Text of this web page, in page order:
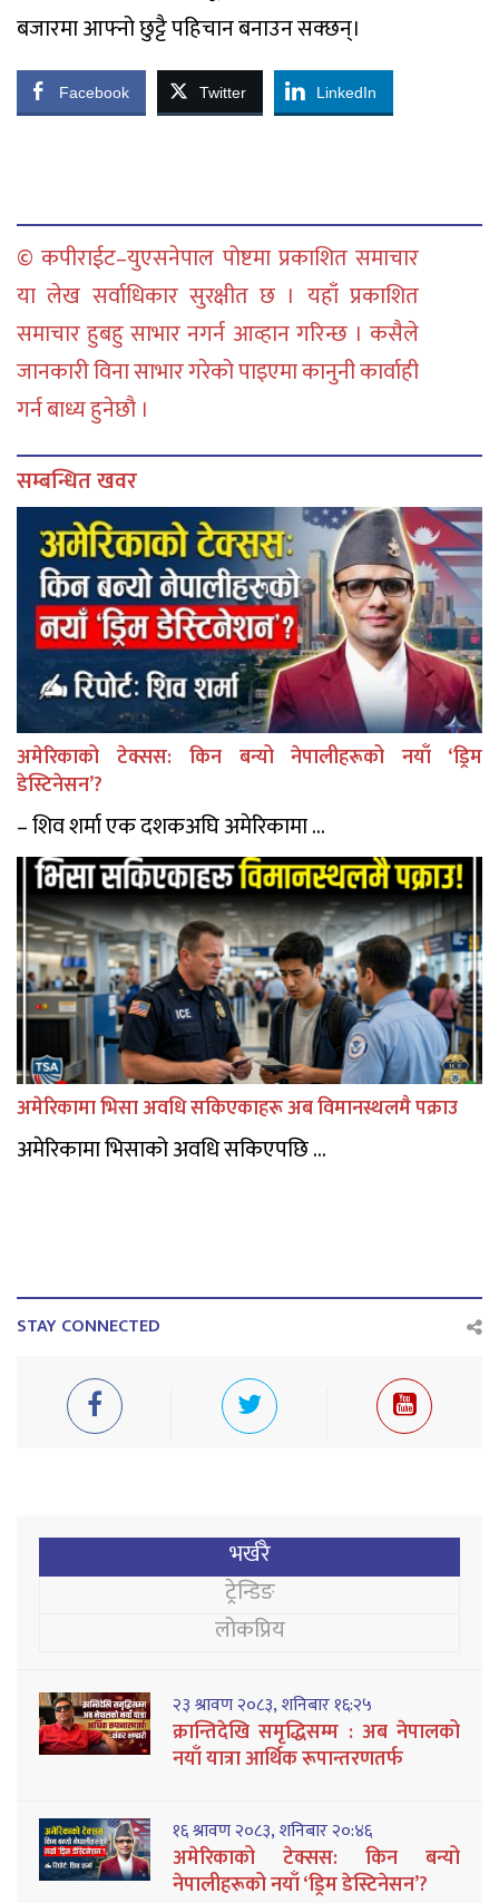
बजारमा आफ्नो छुट्टै पहिचान बनाउन सक्छन्।
Facebook Twitter LinkedIn
© कपीराईट–युएसनेपाल पोष्टमा प्रकाशित समाचार
या लेख सर्वाधिकार सुरक्षीत छ । यहाँ प्रकाशित
समाचार हुबहु साभार नगर्न आव्हान गरिन्छ । कसैले
जानकारी विना साभार गरेको पाइएमा कानुनी कार्वाही
गर्न बाध्य हुनेछौ ।
सम्बन्धित खवर
अमेरिकाको टेक्सस: किन बन्यो नेपालीहरूको नयाँ ‘ड्रिम
डेस्टिनेसन’?
– शिव शर्मा एक दशकअघि अमेरिकामा ...
अमेरिकामा भिसा अवधि सकिएकाहरू अब विमानस्थलमै पक्राउ
अमेरिकामा भिसाको अवधि सकिएपछि ...
STAY CONNECTED
भर्खरै
ट्रेन्डिङ
लोकप्रिय
२३ श्रावण २०८३, शनिबार १६:२५
क्रान्तिदेखि समृद्धिसम्म : अब नेपालको
नयाँ यात्रा आर्थिक रूपान्तरणतर्फ
१६ श्रावण २०८३, शनिबार २०:४६
अमेरिकाको टेक्सस: किन बन्यो
नेपालीहरूको नयाँ ‘ड्रिम डेस्टिनेसन’?